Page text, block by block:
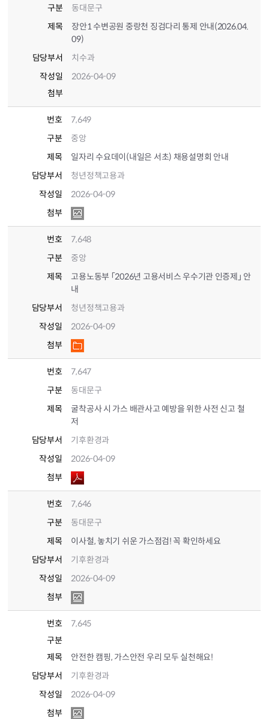
구분
동대문구
제목
장안1 수변공원 중랑천 징검다리 통제 안내(2026.04.
09)
담당부서
치수과
작성일
2026-04-09
첨부
번호
7,649
구분
중앙
제목
일자리 수요데이(내일은 서초) 채용설명회 안내
담당부서
청년정책고용과
작성일
2026-04-09
첨부
번호
7,648
구분
중앙
제목
고용노동부 「2026년 고용서비스 우수기관 인증제」 안
내
담당부서
청년정책고용과
작성일
2026-04-09
첨부
번호
7,647
구분
동대문구
제목
굴착공사 시 가스 배관사고 예방을 위한 사전 신고 철
저
담당부서
기후환경과
작성일
2026-04-09
첨부
번호
7,646
구분
동대문구
제목
이사철, 놓치기 쉬운 가스점검! 꼭 확인하세요
담당부서
기후환경과
작성일
2026-04-09
첨부
번호
7,645
구분
제목
안전한 캠핑, 가스안전 우리 모두 실천해요!
담당부서
기후환경과
작성일
2026-04-09
첨부